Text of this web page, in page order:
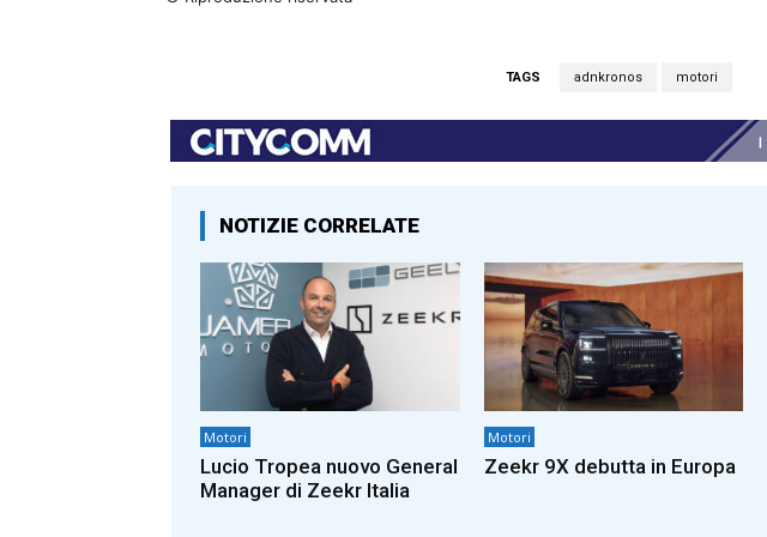
TAGS adnkronos motori
NOTIZIE CORRELATE
Motori
Lucio Tropea nuovo General
Manager di Zeekr Italia
Motori
Zeekr 9X debutta in Europa